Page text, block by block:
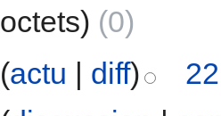
octets) (0)
(actu | diff)